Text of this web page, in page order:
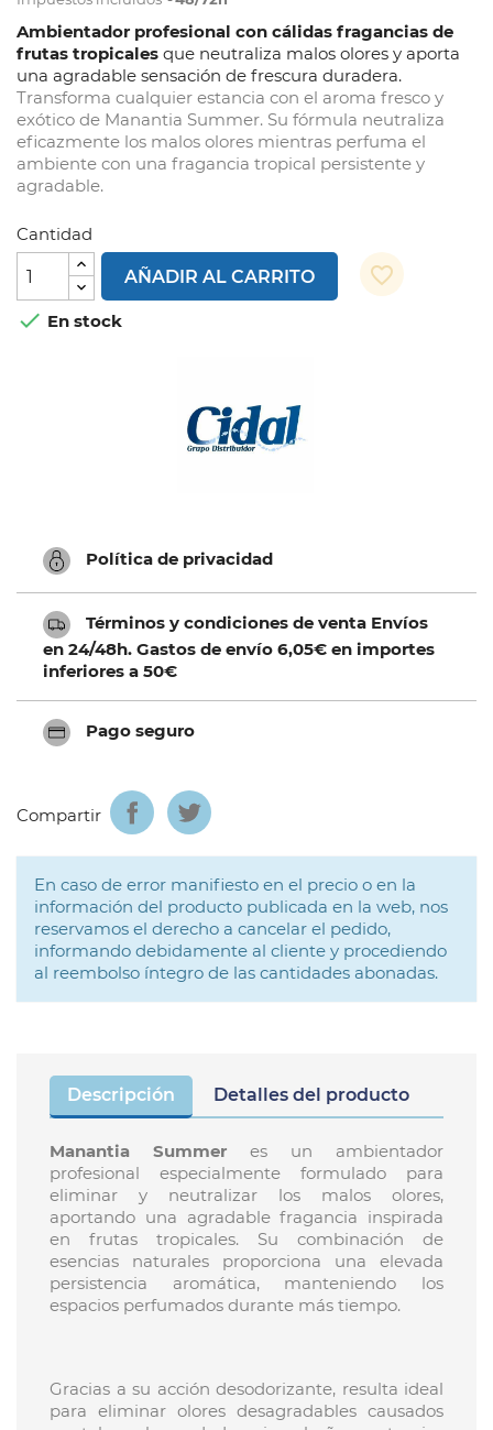
Ambientador profesional con cálidas fragancias de
frutas tropicales que neutraliza malos olores y aporta
una agradable sensación de frescura duradera.
Transforma cualquier estancia con el aroma fresco y
exótico de Manantia Summer. Su fórmula neutraliza
eficazmente los malos olores mientras perfuma el
ambiente con una fragancia tropical persistente y
agradable.
Cantidad
AÑADIR AL CARRITO
favorite_border
 En stock
Política de privacidad
Términos y condiciones de venta Envíos
en 24/48h. Gastos de envío 6,05€ en importes
inferiores a 50€
Pago seguro
Compartir
En caso de error manifiesto en el precio o en la
información del producto publicada en la web, nos
reservamos el derecho a cancelar el pedido,
informando debidamente al cliente y procediendo
al reembolso íntegro de las cantidades abonadas.
Descripción Detalles del producto
Manantia Summer es un ambientador
profesional especialmente formulado para
eliminar y neutralizar los malos olores,
aportando una agradable fragancia inspirada
en frutas tropicales. Su combinación de
esencias naturales proporciona una elevada
persistencia aromática, manteniendo los
espacios perfumados durante más tiempo.
Gracias a su acción desodorizante, resulta ideal
para eliminar olores desagradables causados